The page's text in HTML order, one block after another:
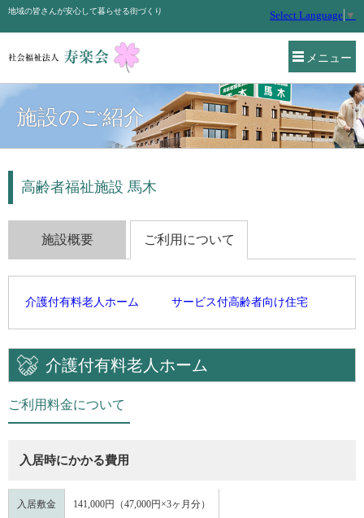
メニュー
地域の皆さんが安心して暮らせる街づくり Select Language ▼
施設のご紹介
高齢者福祉施設 馬木
施設概要 ご利用について
介護付有料老人ホーム サービス付高齢者向け住宅
介護付有料老人ホーム
ご利用料金について
入居時にかかる費用
入居敷金 141,000円（47,000円×3ヶ月分）